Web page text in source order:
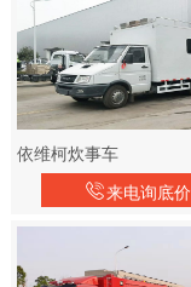
依维柯炊事车
来电询底价